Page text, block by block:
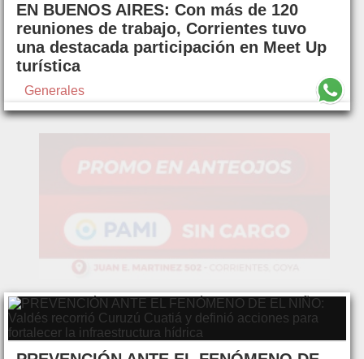
EN BUENOS AIRES: Con más de 120
reuniones de trabajo, Corrientes tuvo
una destacada participación en Meet Up
turística
Generales